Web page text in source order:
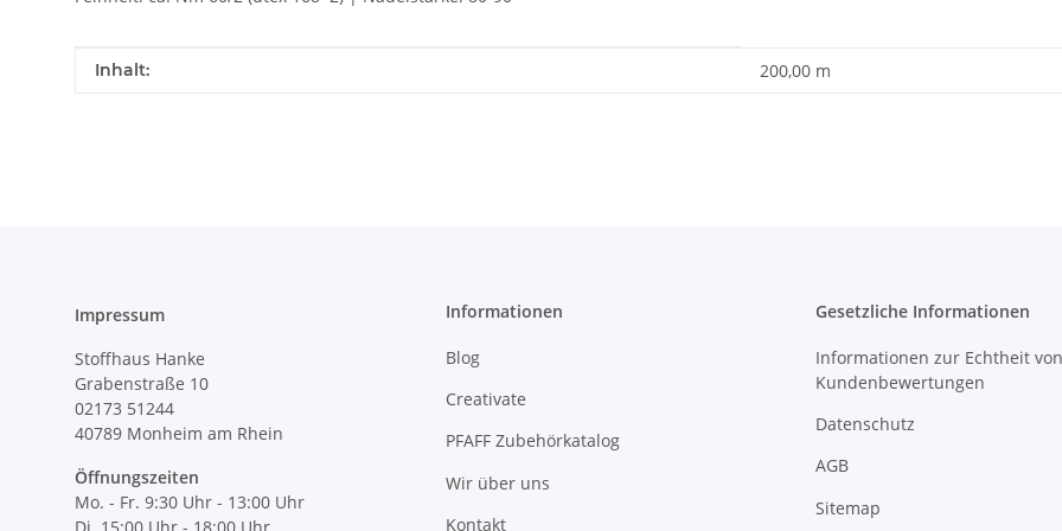
Produkteigenschaft
Wert
Inhalt: 200,00 m
Impressum
Stoffhaus Hanke
Grabenstraße 10
02173 51244
40789 Monheim am Rhein
Öffnungszeiten
Mo. - Fr. 9:30 Uhr - 13:00 Uhr
Informationen
Blog
Creativate
PFAFF Zubehörkatalog
Wir über uns
Kontakt
Gesetzliche Informationen
Informationen zur Echtheit von
Kundenbewertungen
Datenschutz
AGB
Sitemap